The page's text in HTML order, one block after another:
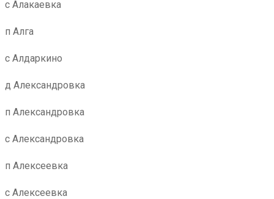
с Алакаевка
п Алга
с Алдаркино
д Александровка
п Александровка
с Александровка
п Алексеевка
с Алексеевка